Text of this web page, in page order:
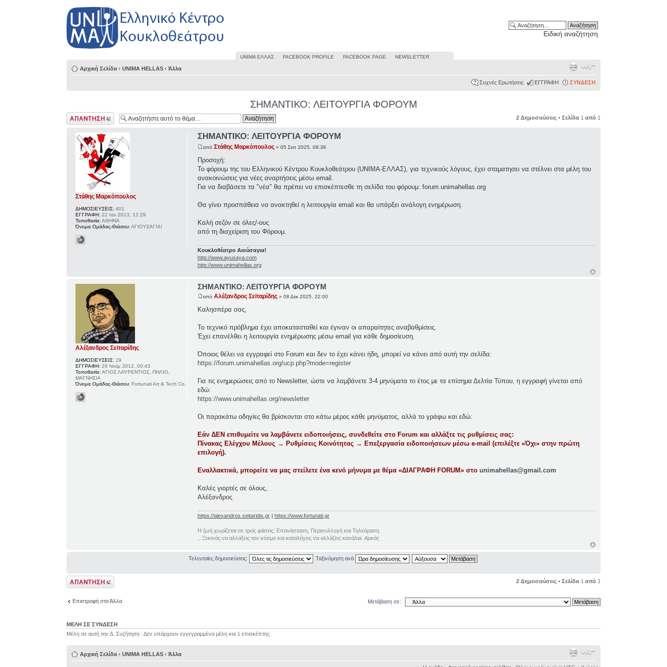
Ειδική αναζήτηση
UΝΙΜΑ ΕΛΛΑΣ FACEBOOK PROFILE FACEBOOK PAGE NEWSLETTER
Αρχική Σελίδα ‹ UNIMA HELLAS ‹ Άλλα
Συχνές Ερωτήσεις ΕΓΓΡΑΦΗ ΣΥΝΔΕΣΗ
ΣΗΜΑΝΤΙΚΟ: ΛΕΙΤΟΥΡΓΙΑ ΦΟΡΟΥΜ
Δημιουργία
απάντησης
2 Δημοσιεύσεις • Σελίδα 1 από 1
ΣΗΜΑΝΤΙΚΟ: ΛΕΙΤΟΥΡΓΙΑ ΦΟΡΟΥΜ
από Στάθης Μαρκόπουλος» 05 Σεπ 2025, 08:38
Προσοχή:
Το φόρουμ της του Ελληνικού Κέντρου Κουκλοθεάτρου (UNIMA-ΕΛΛΑΣ), για τεχνικούς λόγους, έχει σταματησει να στέλνει στα μέλη του
ανακοινώσεις για νέες αναρτήσεις μέσω email.
Για να διαβάσετε τα "νέα" θα πρέπει να επισκέπτεσθε τη σελίδα του φόρουμ: forum.unimahellas.org
Θα γίνει προσπάθεια να ανακτηθεί η λειτουργία email και θα υπάρξει ανάλογη ενημέρωση.
Καλή σεζόν σε όλες/-ους
από τη διαχείριση του Φόρουμ.
Κουκλοθέατρο Αιούσαγια!
http://www.ayusaya.com
http://www.unimahellas.org
Στάθης Μαρκόπουλος
ΔΗΜΟΣΙΕΥΣΕΙΣ: 401
ΕΓΓΡΑΦΗ: 22 Ιαν 2013, 12:29
Τοποθεσία: ΑΘΗΝΑ
Όνομα Ομάδας-Θιάσου: ΑΓΙΟΥΣΑΓΙΑ!
ΣΗΜΑΝΤΙΚΟ: ΛΕΙΤΟΥΡΓΙΑ ΦΟΡΟΥΜ
από Αλέξανδρος Σεϊταρίδης» 08 Δεκ 2025, 22:00
Καλησπέρα σας,
Το τεχνικό πρόβλημα έχει αποκατασταθεί και έγιναν οι απαραίτητες αναβαθμίσεις.
Έχει επανέλθει η λειτουργία ενημέρωσης μέσω email για κάθε δημοσίευση.
Όποιος θέλει να εγγραφεί στο Forum και δεν το έχει κάνει ήδη, μπορεί να κάνει από αυτή την σελίδα:
https://forum.unimahellas.org/ucp.php?mode=register
Για τις ενημερώσεις από το Newsletter, ώστε να λαμβάνετε 3-4 μηνύματα το έτος με τα επίσημα Δελτία Τύπου, η εγγραφή γίνεται από
εδώ:
https://www.unimahellas.org/newsletter
Οι παρακάτω οδηγίες θα βρίσκονται στο κάτω μέρος κάθε μηνύματος, αλλά το γράφω και εδώ:
Εάν ΔΕΝ επιθυμείτε να λαμβάνετε ειδοποιήσεις, συνδεθείτε στο Forum και αλλάξτε τις ρυθμίσεις σας:
Πίνακας Ελέγχου Μέλους → Ρυθμίσεις Κοινότητας → Επεξεργασία ειδοποιήσεων μέσω e-mail (επιλέξτε «Όχι» στην πρώτη
επιλογή).
Εναλλακτικά, μπορείτε να μας στείλετε ένα κενό μήνυμα με θέμα «ΔΙΑΓΡΑΦΗ FORUM» στο unimahellas@gmail.com
Καλές γιορτές σε όλους,
Αλέξανδρος
https://alexandros.seitaridis.gr| https://www.fortunati.gr
Η ζωή χωρίζεται σε τρείς φάσεις: Επανάσταση, Περισυλλογή και Τηλεόραση.
...Ξεκινάς να αλλάξεις τον κόσμο και καταλήγεις να αλλάζεις κανάλια. Αρκάς
Αλέξανδρος Σεϊταρίδης
ΔΗΜΟΣΙΕΥΣΕΙΣ: 29
ΕΓΓΡΑΦΗ: 29 Νοέμ 2012, 00:43
Τοποθεσία: ΑΓΙΟΣ ΛΑΥΡΕΝΤΙΟΣ, ΠΗΛΙΟ,
ΜΑΓΝΗΣΙΑ
Όνομα Ομάδας-Θιάσου: Fortunati Art & Tech Co.
Τελευταίες δημοσιεύσεις: Ταξινόμηση ανά
Δημιουργία
απάντησης
2 Δημοσιεύσεις • Σελίδα 1 από 1
Επιστροφή στο Άλλα Μετάβαση σε:
ΜΕΛΗ ΣΕ ΣΥΝΔΕΣΗ
Μέλη σε αυτή την Δ. Συζήτηση : Δεν υπάρχουν εγγεγραμμένα μέλη και 1 επισκέπτης
Αρχική Σελίδα ‹ UNIMA HELLAS ‹ Άλλα